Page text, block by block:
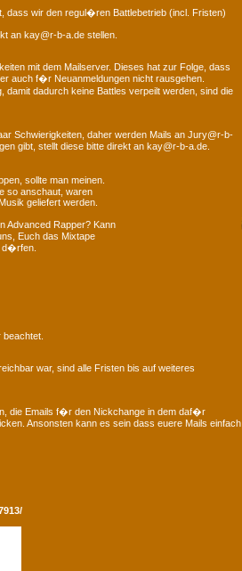
dass wir den regul�ren Battlebetrieb (incl. Fristen)
an kay@r-b-a.de stellen.
mit dem Mailserver. Dieses hat zur Folge, dass
auch f�r Neuanmeldungen nicht rausgehen.
dadurch keine Battles verpeilt werden, sind die
Schwierigkeiten, daher werden Mails an Jury@r-b-
gibt, stellt diese bitte direkt an kay@r-b-a.de.
sollte man meinen.
so anschaut, waren
geliefert werden.
Advanced Rapper? Kann
Euch das Mixtape
d�rfen.
war, sind alle Fristen bis auf weiteres
die Emails f�r den Nickchange in dem daf�r
Ansonsten kann es sein dass euere Mails einfach